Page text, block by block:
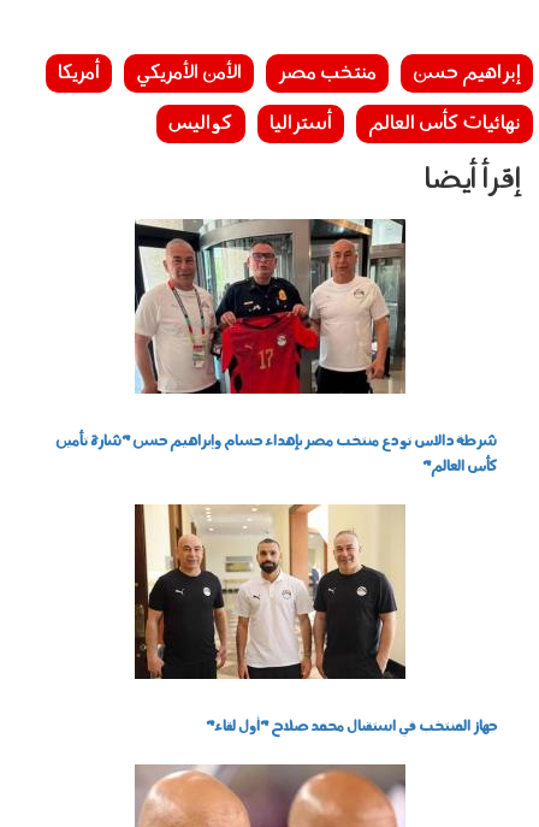
إبراهيم حسن منتخب مصر الأمن الأمريكي
أمريكا
نهائيات كأس العالم
أستراليا كواليس
إقرأ أيضا
شرطة دالاس تودع منتخب مصر بإهداء حسام وإبراهيم حسن "شارة تأمين
كأس العالم"
جهاز المنتخب في استقبال محمد صلاح "أول لقاء"